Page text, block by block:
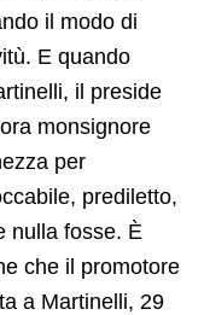
il modo di
E quando
il preside
monsignore
per
prediletto,
nulla fosse. È
che il promotore
a Martinelli, 29